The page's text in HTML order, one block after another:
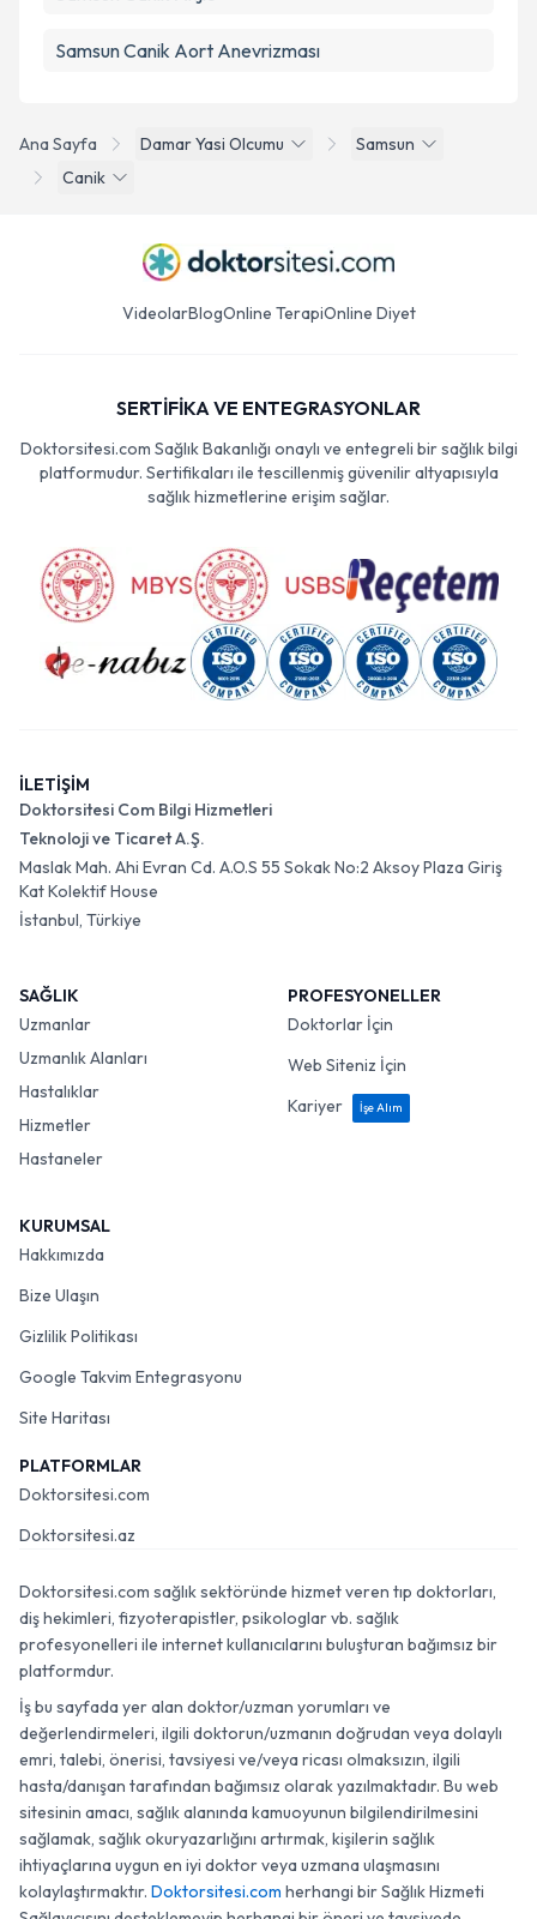
Ana Sayfa Damar Yasi Olcumu
Samsun
Canik
Samsun Canik Aort Anevrizması
VideolarBlogOnline TerapiOnline Diyet
SERTİFİKA VE ENTEGRASYONLAR
Doktorsitesi.com Sağlık Bakanlığı onaylı ve entegreli bir sağlık bilgi
platformudur. Sertifikaları ile tescillenmiş güvenilir altyapısıyla
sağlık hizmetlerine erişim sağlar.
İLETİŞİM
Doktorsitesi Com Bilgi Hizmetleri
Teknoloji ve Ticaret A.Ş.
Maslak Mah. Ahi Evran Cd. A.O.S 55 Sokak No:2 Aksoy Plaza Giriş
Kat Kolektif House
İstanbul, Türkiye
SAĞLIK
Uzmanlar
Uzmanlık Alanları
Hastalıklar
Hizmetler
Hastaneler
PROFESYONELLER
Doktorlar İçin
Web Siteniz İçin
Kariyer
İşe Alım
KURUMSAL
Hakkımızda
Bize Ulaşın
Gizlilik Politikası
Google Takvim Entegrasyonu
Site Haritası
PLATFORMLAR
Doktorsitesi.com
Doktorsitesi.az
Doktorsitesi.com sağlık sektöründe hizmet veren tıp doktorları,
diş hekimleri, fizyoterapistler, psikologlar vb. sağlık
profesyonelleri ile internet kullanıcılarını buluşturan bağımsız bir
platformdur.
İş bu sayfada yer alan doktor/uzman yorumları ve
değerlendirmeleri, ilgili doktorun/uzmanın doğrudan veya dolaylı
emri, talebi, önerisi, tavsiyesi ve/veya ricası olmaksızın, ilgili
hasta/danışan tarafından bağımsız olarak yazılmaktadır. Bu web
sitesinin amacı, sağlık alanında kamuoyunun bilgilendirilmesini
sağlamak, sağlık okuryazarlığını artırmak, kişilerin sağlık
ihtiyaçlarına uygun en iyi doktor veya uzmana ulaşmasını
kolaylaştırmaktır. Doktorsitesi.com herhangi bir Sağlık Hizmeti